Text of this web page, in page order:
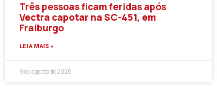
Três pessoas ficam feridas após
Vectra capotar na SC-451, em
Fraiburgo
LEIA MAIS »
9 de agosto de 2026